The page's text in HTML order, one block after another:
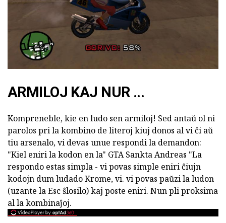
ARMILOJ KAJ NUR ...
Kompreneble, kie en ludo sen armiloj! Sed antaŭ ol ni
parolos pri la kombino de literoj kiuj donos al vi ĉi aŭ
tiu arsenalo, vi devas unue respondi la demandon:
"Kiel eniri la kodon en la" GTA Sankta Andreas "La
respondo estas simpla - vi povas simple eniri ĉiujn
kodojn dum ludado Krome, vi. vi povas paŭzi la ludon
(uzante la Esc ŝlosilo) kaj poste eniri. Nun pli proksima
al la kombinaĵoj.